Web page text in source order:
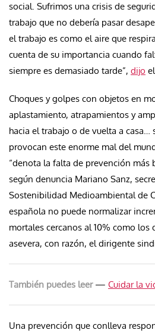
social. Sufrimos una crisis de
trabajo que no debería pasar
el trabajo es como el aire que
cuenta de su importancia cuando
siempre es demasiado tarde”, dijo
Choques y golpes con objetos en
aplastamiento, atrapamientos y
hacia el trabajo o de vuelta a
provocan este enorme mal del
“denota la falta de prevención más
según denuncia Mariano Sanz,
Sostenibilidad Medioambiental de
española no puede normalizar
mortales cercanos al 10% como los
asevera, con razón, el dirigente
También puedes leer — Cuidar la
Una prevención que conlleva